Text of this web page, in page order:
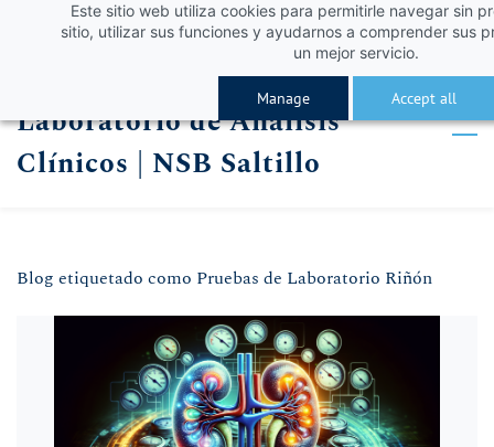
Este sitio web utiliza cookies para permitirle navegar sin
sitio, utilizar sus funciones y ayudarnos a comprender sus
un mejor servicio.
Manage Accept all
content
Iniciar sesión
Registro
Laboratorio de Análisis
Clínicos | NSB Saltillo
Blog etiquetado como Pruebas de Laboratorio Riñón
¡Obtén un 10% de descuento con el código